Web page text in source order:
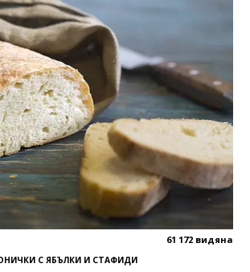
61 172 видяна
С ЯБЪЛКИ И СТАФИДИ